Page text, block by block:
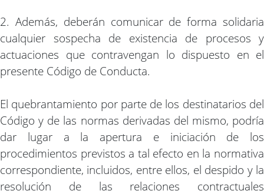
2. Además, deberán comunicar de forma solidaria
cualquier sospecha de existencia de procesos y
actuaciones que contravengan lo dispuesto en el
presente Código de Conducta.
El quebrantamiento por parte de los destinatarios del
Código y de las normas derivadas del mismo, podría
dar lugar a la apertura e iniciación de los
procedimientos previstos a tal efecto en la normativa
correspondiente, incluidos, entre ellos, el despido y la
resolución de las relaciones contractuales